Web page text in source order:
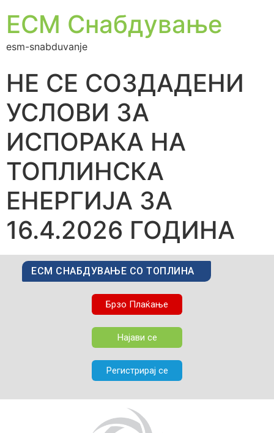
ЕСМ Снабдување
esm-snabduvanje
НЕ СЕ СОЗДАДЕНИ
УСЛОВИ ЗА
ИСПОРАКА НА
ТОПЛИНСКА
ЕНЕРГИЈА ЗА
16.4.2026 ГОДИНА
ЕСМ СНАБДУВАЊЕ СО ТОПЛИНА
Брзо Плаќање
Најави се
Регистрирај се